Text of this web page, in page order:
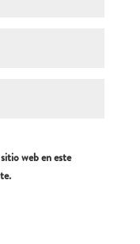
web en este